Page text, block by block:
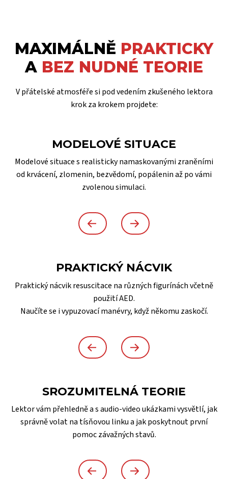
MAXIMÁLNĚ PRAKTICKY
A BEZ NUDNÉ TEORIE
V přátelské atmosféře si pod vedením zkušeného lektora
krok za krokem projdete:
MODELOVÉ SITUACE
Modelové situace s realisticky namaskovanými zraněními
od krvácení, zlomenin, bezvědomí, popálenin až po vámi
zvolenou simulaci.
PRAKTICKÝ NÁCVIK
Praktický nácvik resuscitace na různých figurínách včetně
použití AED.
Naučíte se i vypuzovací manévry, když někomu zaskočí.
SROZUMITELNÁ TEORIE
Lektor vám přehledně a s audio-video ukázkami vysvětlí, jak
správně volat na tísňovou linku a jak poskytnout první
pomoc závažných stavů.